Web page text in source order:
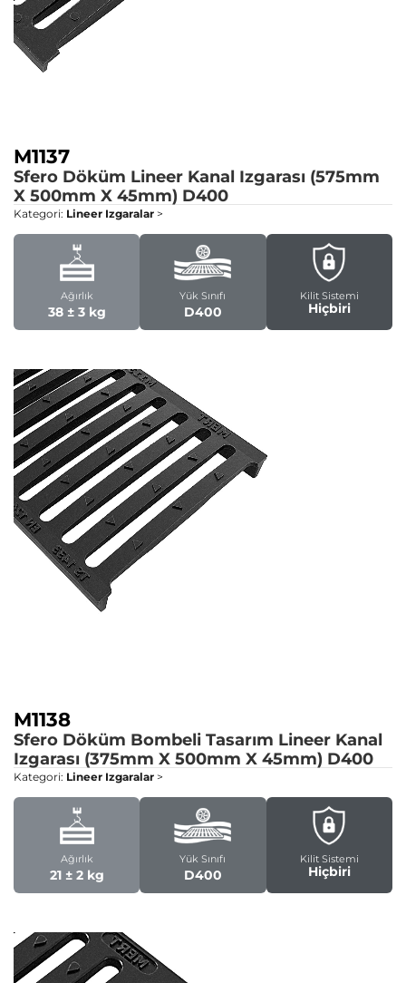
M1137
Sfero Döküm Lineer Kanal Izgarası (575mm
X 500mm X 45mm) D400
Kategori: Lineer Izgaralar >
Ağırlık
38 ± 3 kg
Yük Sınıfı
D400
Kilit Sistemi
Hiçbiri
M1138
Sfero Döküm Bombeli Tasarım Lineer Kanal
Izgarası (375mm X 500mm X 45mm) D400
Kategori: Lineer Izgaralar >
Ağırlık
21 ± 2 kg
Yük Sınıfı
D400
Kilit Sistemi
Hiçbiri